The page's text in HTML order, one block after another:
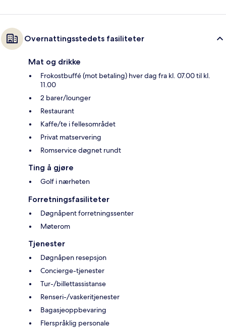
Overnattingsstedets fasiliteter
Mat og drikke
Frokostbuffé (mot betaling) hver dag fra kl. 07.00 til kl.
11.00
2 barer/lounger
Restaurant
Kaffe/te i fellesområdet
Privat matservering
Romservice døgnet rundt
Ting å gjøre
Golf i nærheten
Forretningsfasiliteter
Døgnåpent forretningssenter
Møterom
Tjenester
Døgnåpen resepsjon
Concierge-tjenester
Tur-/billettassistanse
Renseri-/vaskeritjenester
Bagasjeoppbevaring
Flerspråklig personale